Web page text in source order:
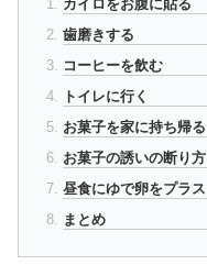
カイロをお腹に貼る
歯磨きする
コーヒーを飲む
トイレに行く
お菓子を家に持ち帰る
お菓子の誘いの断り方
昼食にゆで卵をプラス
まとめ